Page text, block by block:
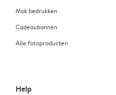
Mok bedrukken
Cadeaubonnen
Alle fotoproducten
Help